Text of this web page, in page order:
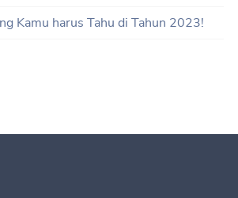
Kamu harus Tahu di Tahun 2023!